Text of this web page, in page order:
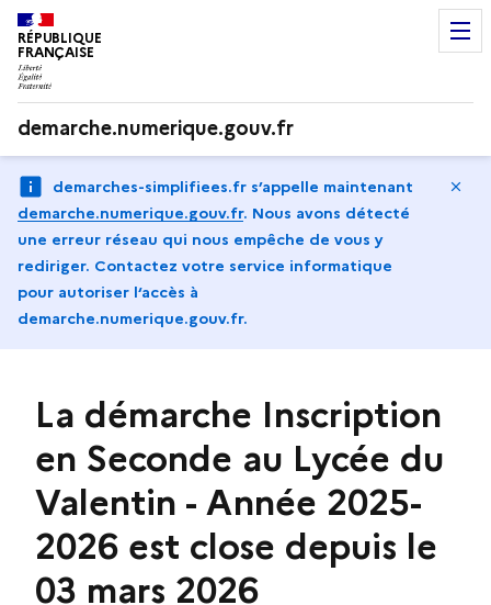
RÉPUBLIQUE
FRANÇAISE
demarche.numerique.gouv.fr
demarches-simplifiees.fr s’appelle maintenant
demarche.numerique.gouv.fr. Nous avons détecté
une erreur réseau qui nous empêche de vous y
rediriger. Contactez votre service informatique
pour autoriser l‘accès à
demarche.numerique.gouv.fr.
La démarche Inscription
en Seconde au Lycée du
Valentin - Année 2025-
2026 est close depuis le
03 mars 2026